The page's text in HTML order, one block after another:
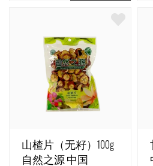
山楂片（无籽）100g
自然之源 中国